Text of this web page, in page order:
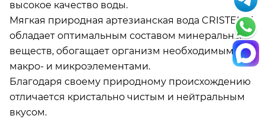
высокое качество воды.
Мягкая природная артезианская вода CRISTELLE
обладает оптимальным составом минеральных
веществ, обогащает организм необходимыми
макро- и микроэлементами.
Благодаря своему природному происхождению
отличается кристально чистым и нейтральным
вкусом.